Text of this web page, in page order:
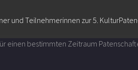
und Teilnehmerinnen zur 5.
einen bestimmten Zeitraum